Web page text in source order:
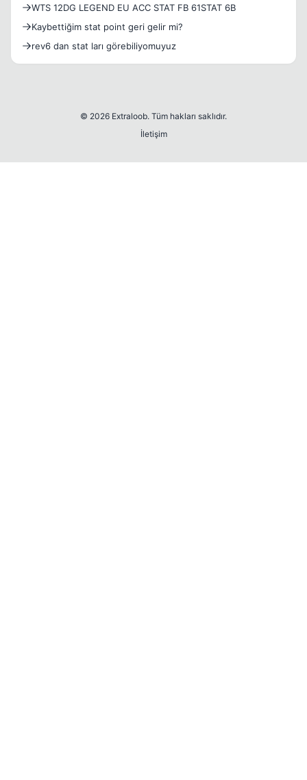
WTS 12DG LEGEND EU ACC STAT FB 61STAT 6B
Kaybettiğim stat point geri gelir mi?
rev6 dan stat ları görebiliyomuyuz
© 2026 Extraloob. Tüm hakları saklıdır.
İletişim